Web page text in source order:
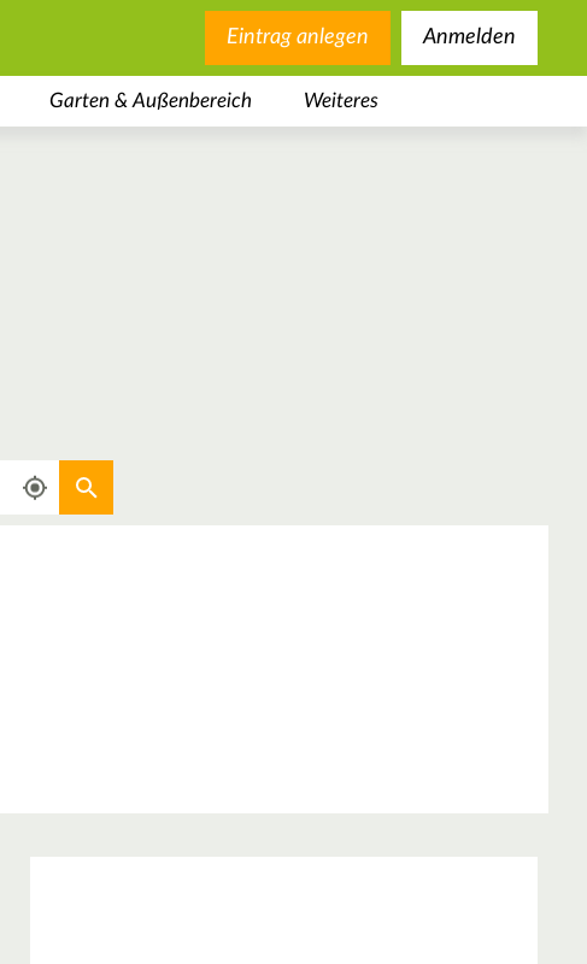
Eintrag anlegen Anmelden
Garten & Außenbereich Weiteres
Aktuellen Standort verwenden